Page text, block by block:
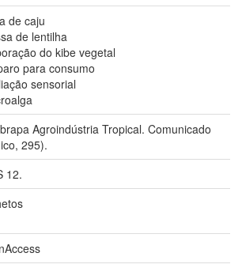
de caju
de lentilha
do kibe vegetal
para consumo
sensorial
Agroindústria Tropical. Comunicado
295).
12.